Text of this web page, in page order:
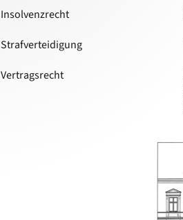
Insolvenzrecht
Strafverteidigung
Vertragsrecht